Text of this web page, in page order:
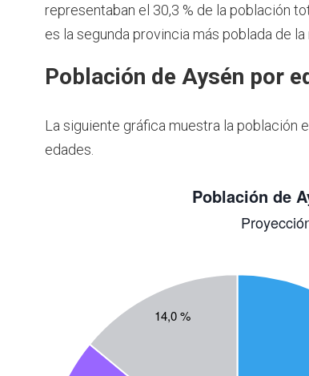
representaban el 30,3 % de la población
es la segunda provincia más poblada de la
Población de Aysén por
La siguiente gráfica muestra la población
edades.